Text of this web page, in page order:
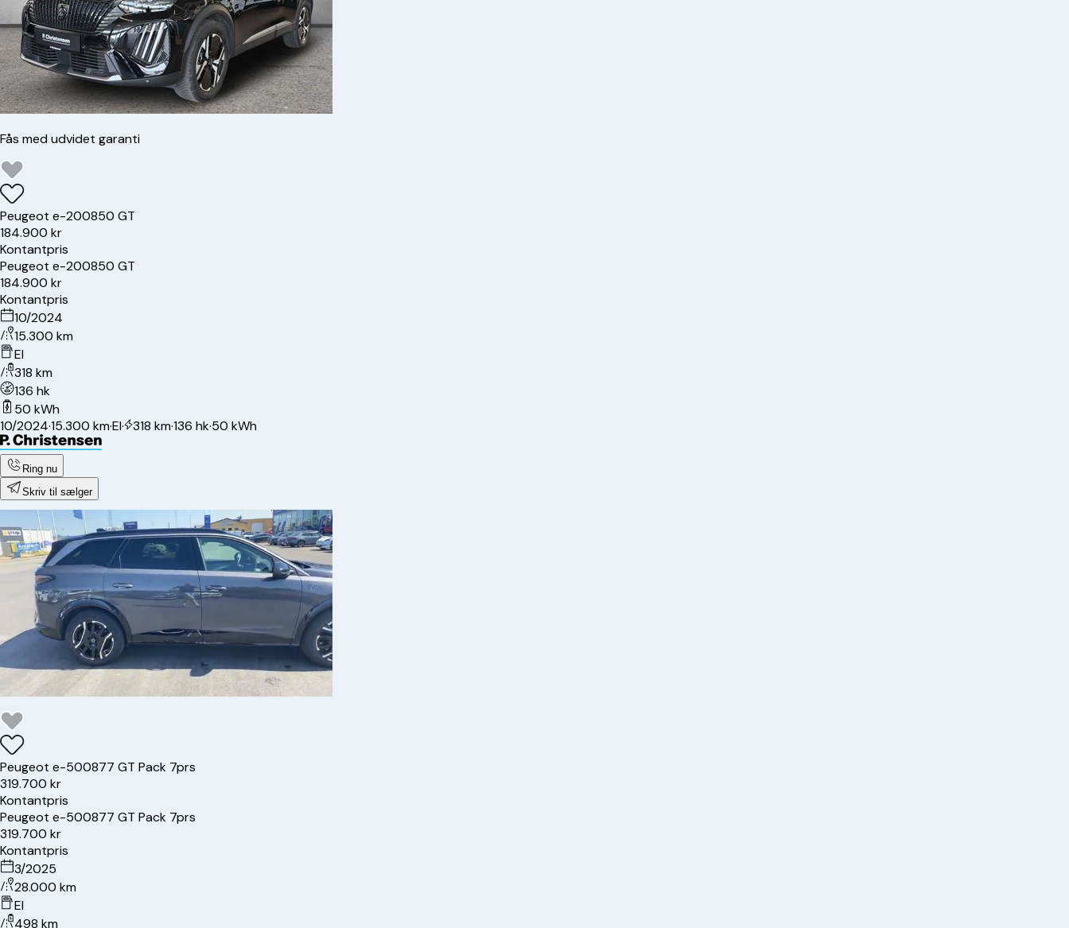
Fås med udvidet garanti
Peugeot e-200850 GT
184.900 kr
Kontantpris
Peugeot e-200850 GT
184.900 kr
Kontantpris
10/2024
15.300 km
El
318 km
136 hk
50 kWh
10/2024·15.300 km·El· 318 km·136 hk·50 kWh
Ring nu
Skriv til sælger
Peugeot e-500877 GT Pack 7prs
319.700 kr
Kontantpris
Peugeot e-500877 GT Pack 7prs
319.700 kr
Kontantpris
3/2025
28.000 km
El
498 km